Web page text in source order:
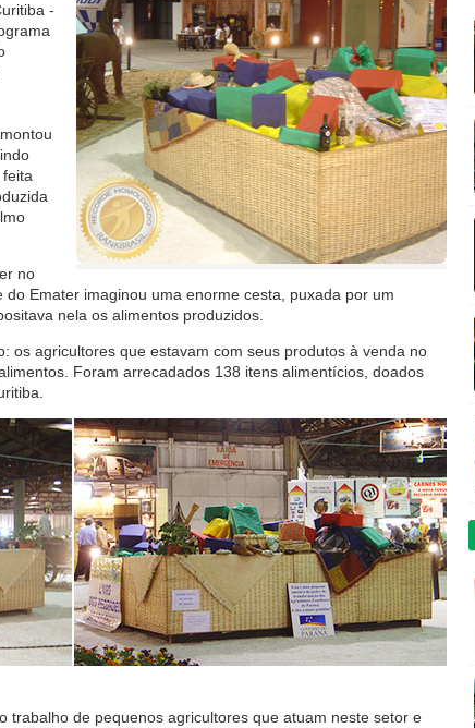
-
no
Emater imaginou uma enorme cesta, puxada por um
nela os alimentos produzidos.
os agricultores que estavam com seus produtos à venda no
Foram arrecadados 138 itens alimentícios, doados
trabalho de pequenos agricultores que atuam neste setor e